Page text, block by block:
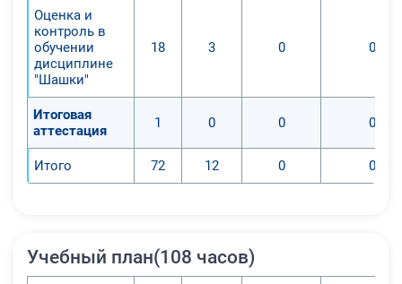
общеобразовательной школе;
эффективной деятельности по
преподаванию учебного курса
«Шашки»;
5. Созданы предпосылки для
самообразования учителя по
совершенствования
эмоционально-волевой сферы
Оценка и
контроль в
обучении
дисциплине
"Шашки"
18 3 0 0
Итоговая
аттестация
1 0 0 0
Итого 72 12 0 0
Учебный план(108 часов)